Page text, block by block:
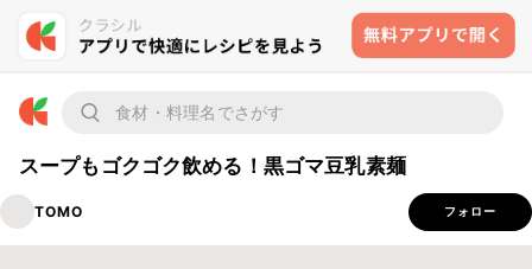
スープもゴクゴク飲める！黒ゴマ豆乳素麺
TOMO フォロー